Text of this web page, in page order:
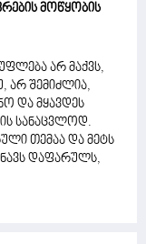
მოწყობის
არ მაქვს,
არ შემიძლია,
და მყავდეს
სანაცვლოდ.
თემაა და მეტს
დაფარულს,